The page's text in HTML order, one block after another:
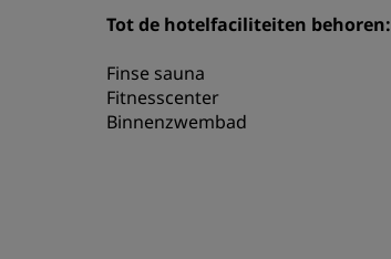
Tot de hotelfaciliteiten behoren:
Finse sauna
Fitnesscenter
Binnenzwembad